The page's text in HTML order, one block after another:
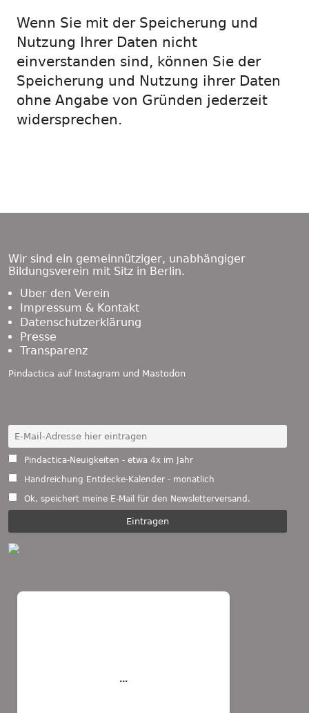
Wenn Sie mit der Speicherung und
Nutzung Ihrer Daten nicht
einverstanden sind, können Sie der
Speicherung und Nutzung ihrer Daten
ohne Angabe von Gründen jederzeit
widersprechen.
Wir sind ein gemeinnütziger, unabhängiger
Bildungsverein mit Sitz in Berlin.
Über den Verein
Impressum & Kontakt
Datenschutzerklärung
Presse
Transparenz
Pindactica auf Instagram und Mastodon
Pindactica-Neuigkeiten - etwa 4x im Jahr
Handreichung Entdecke-Kalender - monatlich
Ok, speichert meine E-Mail für den Newsletterversand.